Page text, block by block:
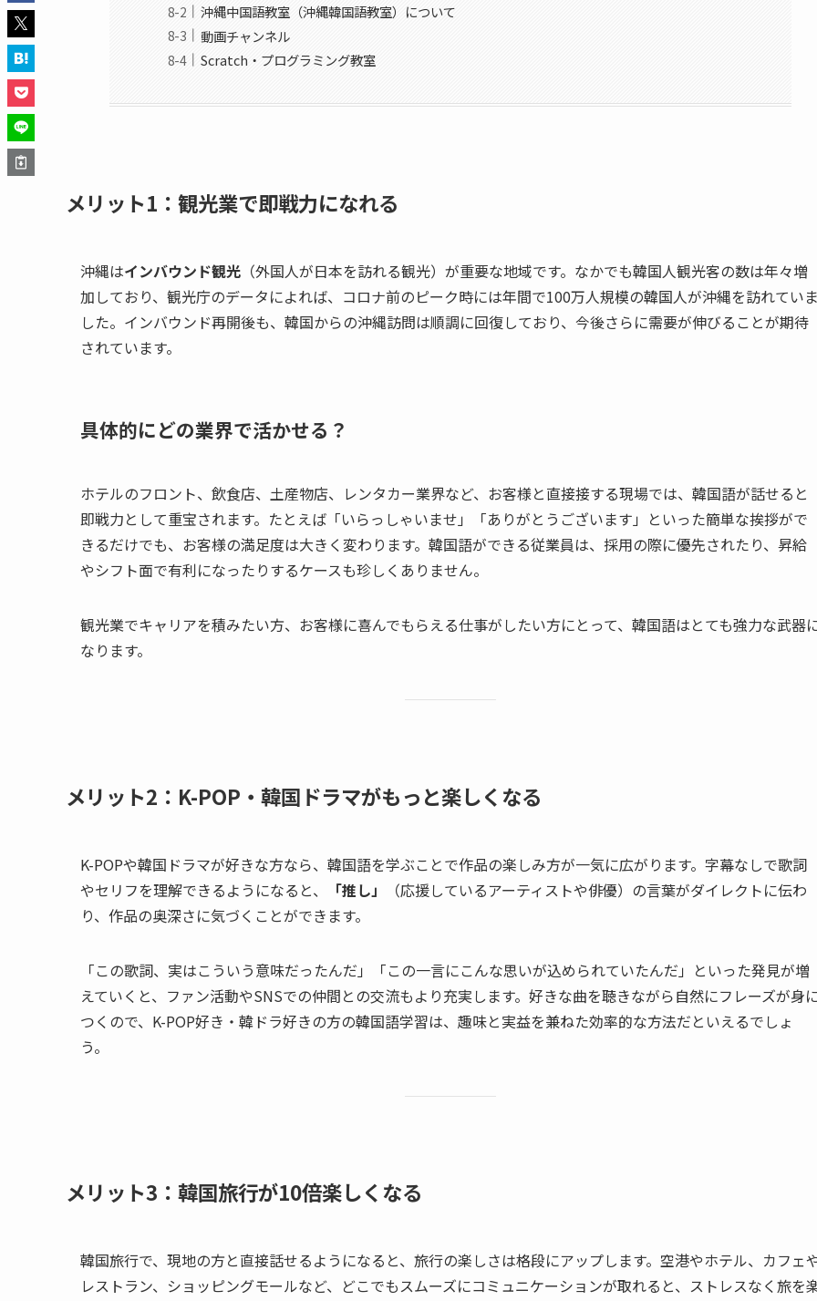
沖縄中国語教室（沖縄韓国語教室）について
動画チャンネル
Scratch・プログラミング教室
メリット1：観光業で即戦力になれる
沖縄はインバウンド観光 （外国人が日本を訪れる観光）が重要な地域です。なかでも韓国人観光客の数は年々増
加しており、観光庁のデータによれば、コロナ前のピーク時には年間で100万人規模の韓国人が沖縄を訪れてい
した。インバウンド再開後も、韓国からの沖縄訪問は順調に回復しており、今後さらに需要が伸びることが期待
されています。
具体的にどの業界で活かせる？
ホテルのフロント、飲食店、土産物店、レンタカー業界など、お客様と直接接する現場では、韓国語が話せると
即戦力として重宝されます。たとえば「いらっしゃいませ」「ありがとうございます」といった簡単な挨拶がで
きるだけでも、お客様の満足度は大きく変わります。韓国語ができる従業員は、採用の際に優先されたり、昇給
やシフト面で有利になったりするケースも珍しくありません。
観光業でキャリアを積みたい方、お客様に喜んでもらえる仕事がしたい方にとって、韓国語はとても強力な武器
なります。
メリット2：K-POP・韓国ドラマがもっと楽しくなる
K-POPや韓国ドラマが好きな方なら、韓国語を学ぶことで作品の楽しみ方が一気に広がります。字幕なしで歌詞
やセリフを理解できるようになると、
「推し」
（応援しているアーティストや俳優）の言葉がダイレクトに伝わ
り、作品の奥深さに気づくことができます。
「この歌詞、実はこういう意味だったんだ」「この一言にこんな思いが込められていたんだ」といった発見が増
えていくと、ファン活動やSNSでの仲間との交流もより充実します。好きな曲を聴きながら自然にフレーズが身
つくので、K-POP好き・韓ドラ好きの方の韓国語学習は、趣味と実益を兼ねた効率的な方法だといえるでしょ
う。
メリット3：韓国旅行が10倍楽しくなる
韓国旅行で、現地の方と直接話せるようになると、旅行の楽しさは格段にアップします。空港やホテル、カフェ
レストラン、ショッピングモールなど、どこでもスムーズにコミュニケーションが取れると、ストレスなく旅を